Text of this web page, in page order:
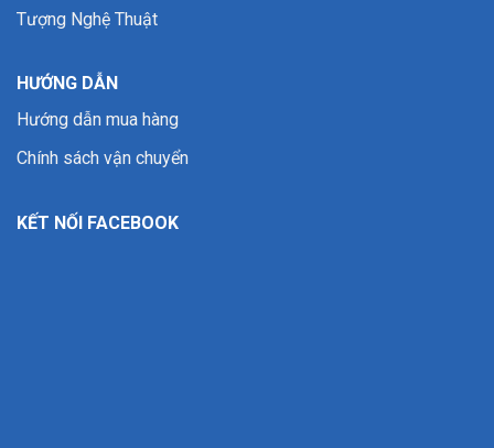
Tượng Nghệ Thuật
HƯỚNG DẪN
Hướng dẫn mua hàng
Chính sách vận chuyển
KẾT NỐI FACEBOOK